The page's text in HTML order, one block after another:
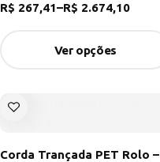
R$ 267,41–R$ 2.674,10
Ver opções
Corda Trançada PET Rolo –